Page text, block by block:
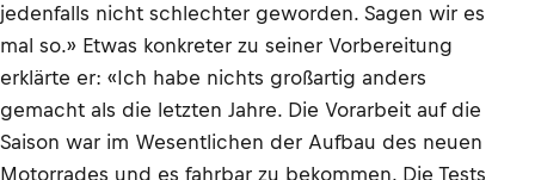
jedenfalls nicht schlechter geworden. Sagen wir es
mal so.» Etwas konkreter zu seiner Vorbereitung
erklärte er: «Ich habe nichts großartig anders
gemacht als die letzten Jahre. Die Vorarbeit auf die
Saison war im Wesentlichen der Aufbau des neuen
Motorrades und es fahrbar zu bekommen. Die Tests